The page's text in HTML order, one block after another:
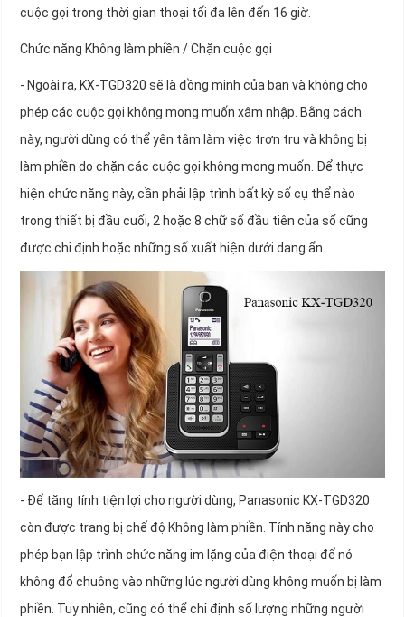
cuộc gọi trong thời gian thoại tối đa lên đến 16 giờ.
Chức năng Không làm phiền / Chặn cuộc gọi
- Ngoài ra, KX-TGD320 sẽ là đồng minh của bạn và không cho
phép các cuộc gọi không mong muốn xâm nhập. Bằng cách
này, người dùng có thể yên tâm làm việc trơn tru và không bị
làm phiền do chặn các cuộc gọi không mong muốn. Để thực
hiện chức năng này, cần phải lập trình bất kỳ số cụ thể nào
trong thiết bị đầu cuối, 2 hoặc 8 chữ số đầu tiên của số cũng
được chỉ định hoặc những số xuất hiện dưới dạng ẩn.
- Để tăng tính tiện lợi cho người dùng, Panasonic KX-TGD320
còn được trang bị chế độ Không làm phiền. Tính năng này cho
phép bạn lập trình chức năng im lặng của điện thoại để nó
không đổ chuông vào những lúc người dùng không muốn bị làm
phiền. Tuy nhiên, cũng có thể chỉ định số lượng những người